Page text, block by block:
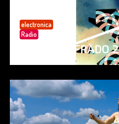
electronica
Radio
PAISAJE CIFRADO 2